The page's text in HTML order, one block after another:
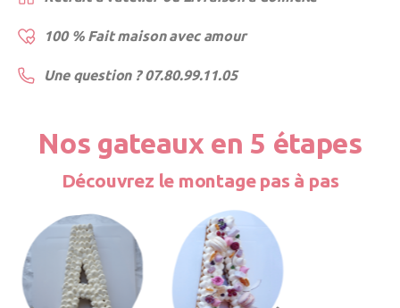
100 % Fait maison avec amour
Une question ? 07.80.99.11.05
Nos gateaux en 5 étapes
Découvrez le montage pas à pas